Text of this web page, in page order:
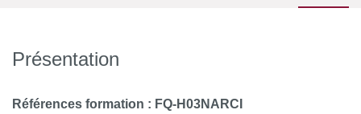
Présentation
Références formation : FQ-H03NARCI